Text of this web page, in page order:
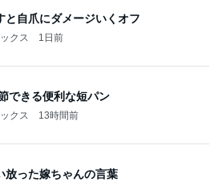
と自爪にダメージいくオフ
クス 1日前
できる便利な短パン
クス 13時間前
放った嫁ちゃんの言葉